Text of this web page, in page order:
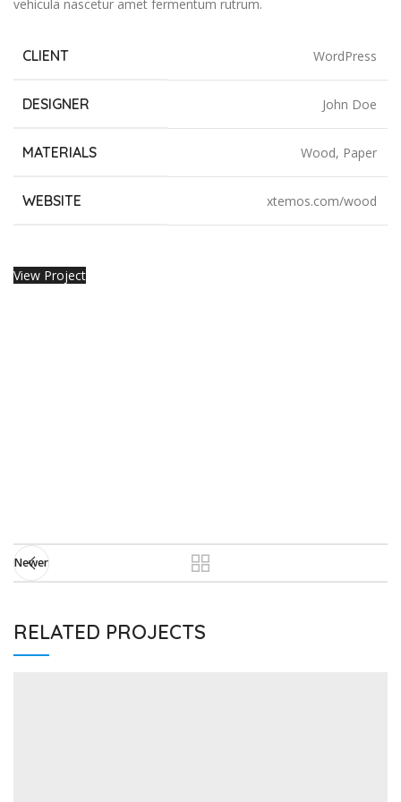
vehicula nascetur amet fermentum rutrum.
CLIENT WordPress
DESIGNER John Doe
MATERIALS Wood, Paper
WEBSITE xtemos.com/wood
View Project
Newer
RELATED PROJECTS